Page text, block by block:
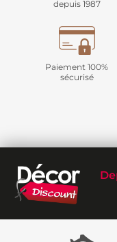
depuis 1987
Paiement 100%
sécurisé